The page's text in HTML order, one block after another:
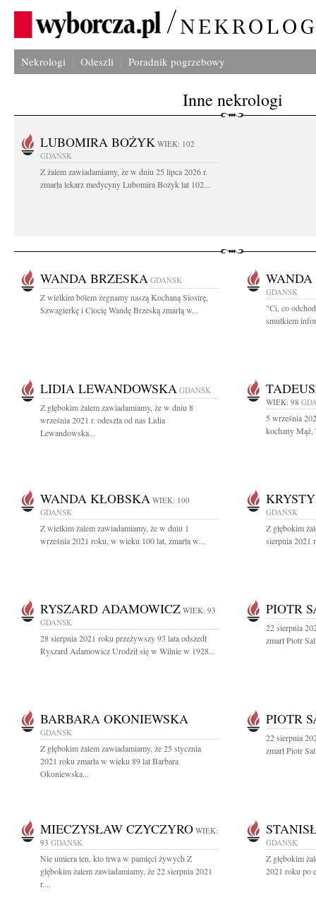
Nekrologi Odeszli Poradnik pogrzebowy
Inne nekrologi
LUBOMIRA BOŻYK WIEK: 102
GDAŃSK
Z żalem zawiadamiamy, że w dniu 25 lipca 2026 r.
zmarła lekarz medycyny Lubomira Bożyk lat 102...
WANDA BRZESKA GDAŃSK
Z wielkim bólem żegnamy naszą Kochaną Siostrę,
Szwagierkę i Ciocię Wandę Brzeską zmarłą w...
GDAŃSK
"Ci, co
smutkiem
LIDIA LEWANDOWSKA GDAŃSK
Z głębokim żalem zawiadamiamy, że w dniu 8
września 2021 r. odeszła od nas Lidia
Lewandowska...
WIEK: 98
5 września
kochany Mąż,
WANDA KŁOBSKA WIEK: 100
GDAŃSK
Z wielkim żalem zawiadamiamy, że w dniu 1
września 2021 roku, w wieku 100 lat, zmarła w...
GDAŃSK
Z głębokim
sierpnia 2021
RYSZARD ADAMOWICZ WIEK: 93
GDAŃSK
28 sierpnia 2021 roku przeżywszy 93 lata odszedł
Ryszard Adamowicz Urodził się w Wilnie w 1928...
PIOTR
22 sierpnia
zmarł Piotr
BARBARA OKONIEWSKA
GDAŃSK
Z głębokim żalem zawiadamiamy, że 25 stycznia
2021 roku zmarła w wieku 89 lat Barbara
Okoniewska...
PIOTR
22 sierpnia
zmarł Piotr
MIECZYSŁAW CZYCZYRO WIEK:
93 GDAŃSK
Nie umiera ten, kto trwa w pamięci żywych Z
głębokim żalem zawiadamiamy, że 22 sierpnia 2021
r....
GDAŃSK
Z głębokim
2021 roku po